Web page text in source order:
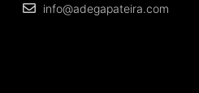
info@adegapateira.com